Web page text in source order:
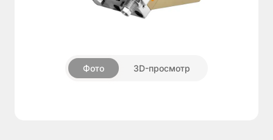
Пневмозахваты
▼
Фото 3D-просмотр